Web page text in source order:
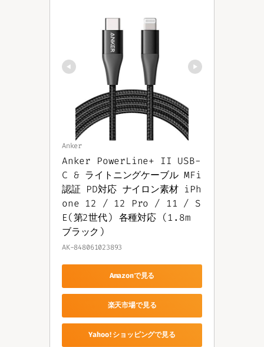
Anker
Anker PowerLine+ II USB-
C & ライトニングケーブル MFi
認証 PD対応 ナイロン素材 iPh
one 12 / 12 Pro / 11 / S
E(第2世代) 各種対応 (1.8m
ブラック)
AK-848061023893
Amazonで見る
楽天市場で見る
Yahoo!ショッピングで見る